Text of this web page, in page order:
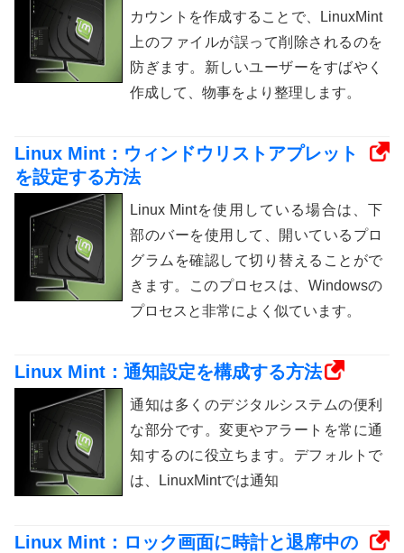
カウントを作成することで、LinuxMint
上のファイルが誤って削除されるのを
防ぎます。新しいユーザーをすばやく
作成して、物事をより整理します。
Linux Mint：ウィンドウリストアプレット
を設定する方法
Linux Mintを使用している場合は、下
部のバーを使用して、開いているプロ
グラムを確認して切り替えることがで
きます。このプロセスは、Windowsの
プロセスと非常によく似ています。
Linux Mint：通知設定を構成する方法
通知は多くのデジタルシステムの便利
な部分です。変更やアラートを常に通
知するのに役立ちます。デフォルトで
は、LinuxMintでは通知
Linux Mint：ロック画面に時計と退席中の